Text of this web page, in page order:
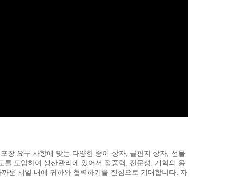
장 요구 사항에 맞는 다양한 종이 상자, 골판지 상자, 선물
도입하여 생산관리에 있어서 집중력, 전문성, 개혁의 용
운 시일 내에 귀하와 협력하기를 진심으로 기대합니다. 자